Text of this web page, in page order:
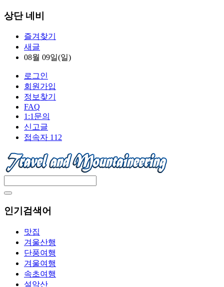
상단 네비
즐겨찾기
새글
08월 09일(일)
로그인
회원가입
정보찾기
FAQ
1:1문의
신고글
접속자 112
인기검색어
맛집
겨울산행
단풍여행
겨울여행
속초여행
설악산